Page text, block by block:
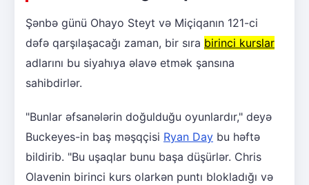
Şənbə günü Ohayo Steyt və Miçiqanın 121-ci
dəfə qarşılaşacağı zaman, bir sıra birinci kurslar
adlarını bu siyahıya əlavə etmək şansına
sahibdirlər.
"Bunlar əfsanələrin doğulduğu oyunlardır," deyə
Buckeyes-in baş məşqçisi Ryan Day bu həftə
bildirib. "Bu uşaqlar bunu başa düşürlər. Chris
Olavenin birinci kurs olarkən puntı blokladığı və